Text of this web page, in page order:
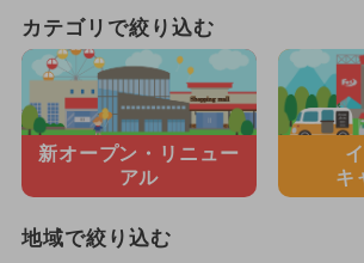
カテゴリで絞り込む
新オープン・ リニュー
アル
キ
地域で絞り込む